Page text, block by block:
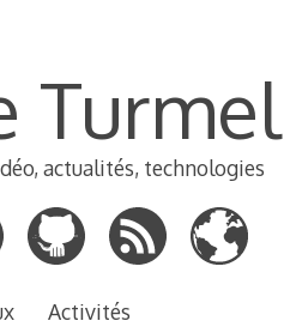
Turmel
actualités, technologies
Activités